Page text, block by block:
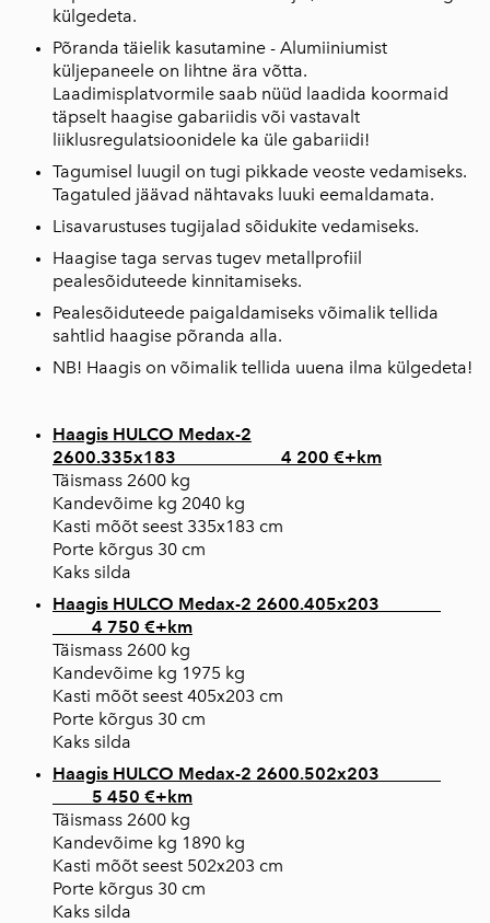
külgedeta.
Põranda täielik kasutamine - Alumiiniumist
küljepaneele on lihtne ära võtta.
Laadimisplatvormile saab nüüd laadida koormaid
täpselt haagise gabariidis või vastavalt
liiklusregulatsioonidele ka üle gabariidi!
Tagumisel luugil on tugi pikkade veoste vedamiseks.
Tagatuled jäävad nähtavaks luuki eemaldamata.
Lisavarustuses tugijalad sõidukite vedamiseks.
Haagise taga servas tugev metallprofiil
pealesõiduteede kinnitamiseks.
Pealesõiduteede paigaldamiseks võimalik tellida
sahtlid haagise põranda alla.
NB! Haagis on võimalik tellida uuena ilma külgedeta!
Haagis HULCO Medax-2
2600.335x183 4 200 €+km
Täismass 2600 kg
Kandevõime kg 2040 kg
Kasti mõõt seest 335x183 cm
Porte kõrgus 30 cm
Kaks silda
Haagis HULCO Medax-2 2600.405x203
4 750 €+km
Täismass 2600 kg
Kandevõime kg 1975 kg
Kasti mõõt seest 405x203 cm
Porte kõrgus 30 cm
Kaks silda
Haagis HULCO Medax-2 2600.502x203
5 450 €+km
Täismass 2600 kg
Kandevõime kg 1890 kg
Kasti mõõt seest 502x203 cm
Porte kõrgus 30 cm
Kaks silda